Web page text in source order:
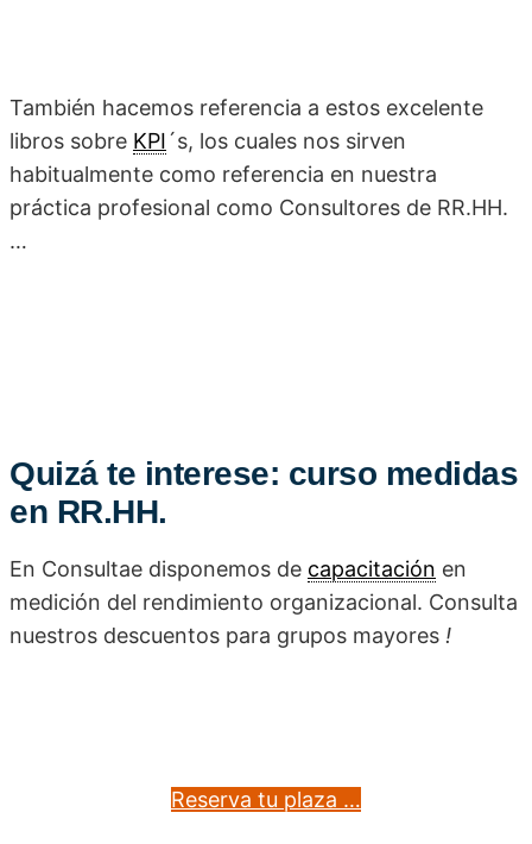
También hacemos referencia a estos excelente
libros sobre KPI´s, los cuales nos sirven
habitualmente como referencia en nuestra
práctica profesional como Consultores de RR.HH.
…
Quizá te interese: curso medidas
en RR.HH.
En Consultae disponemos de capacitación en
medición del rendimiento organizacional. Consulta
nuestros descuentos para grupos mayores !
Reserva tu plaza …